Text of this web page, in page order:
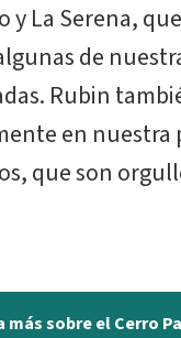
y La Serena,
de
Rubin
en
que son
más sobre el Cerro